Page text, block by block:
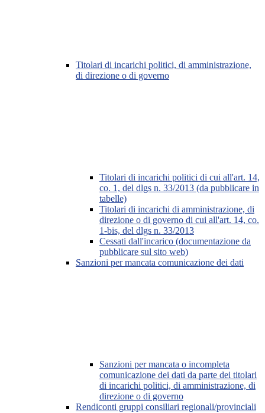
Titolari di incarichi politici, di amministrazione,
di direzione o di governo
Titolari di incarichi politici di cui all'art. 14,
co. 1, del dlgs n. 33/2013 (da pubblicare in
tabelle)
Titolari di incarichi di amministrazione, di
direzione o di governo di cui all'art. 14, co.
1-bis, del dlgs n. 33/2013
Cessati dall'incarico (documentazione da
pubblicare sul sito web)
Sanzioni per mancata comunicazione dei dati
Sanzioni per mancata o incompleta
comunicazione dei dati da parte dei titolari
di incarichi politici, di amministrazione, di
direzione o di governo
Rendiconti gruppi consiliari regionali/provinciali